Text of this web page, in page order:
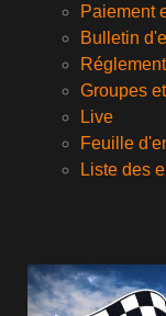
Paiement
Bulletin
Groupes
Live
Feuille
Liste des